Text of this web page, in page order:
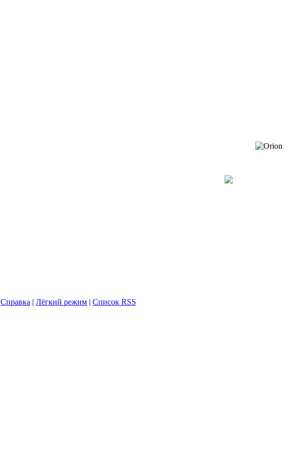
Справка | Лёгкий режим | Список RSS